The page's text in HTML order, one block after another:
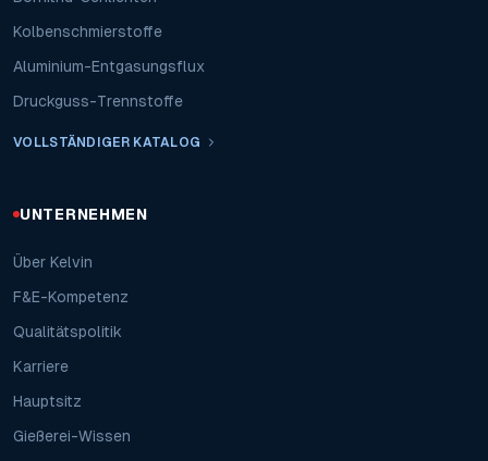
Kolbenschmierstoffe
Aluminium-Entgasungsflux
Druckguss-Trennstoffe
VOLLSTÄNDIGER KATALOG
UNTERNEHMEN
Über Kelvin
F&E-Kompetenz
Qualitätspolitik
Karriere
Hauptsitz
Gießerei-Wissen